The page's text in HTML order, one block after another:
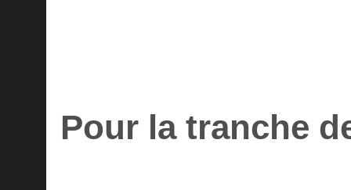
Pour la tranche